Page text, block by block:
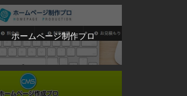
ホームページ制作プロ